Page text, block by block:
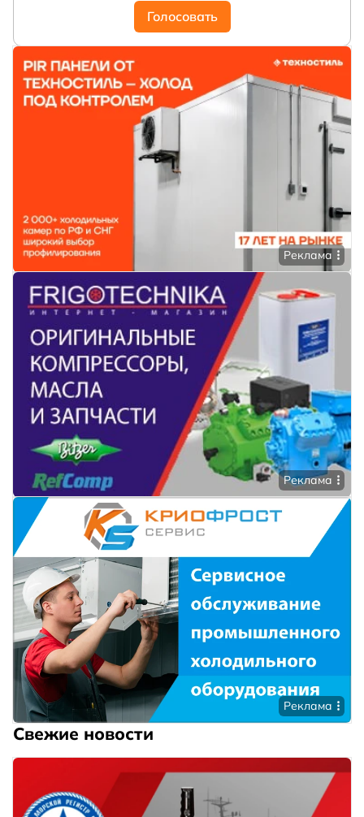
Голосовать
Реклама
Реклама
Реклама
Свежие новости